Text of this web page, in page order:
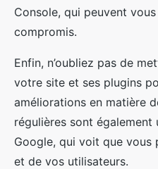
Console, qui peuvent
compromis.
Enfin, n’oubliez pas de
votre site et ses plugins
améliorations en matière
régulières sont
Google, qui voit que vous
et de vos utilisateurs.